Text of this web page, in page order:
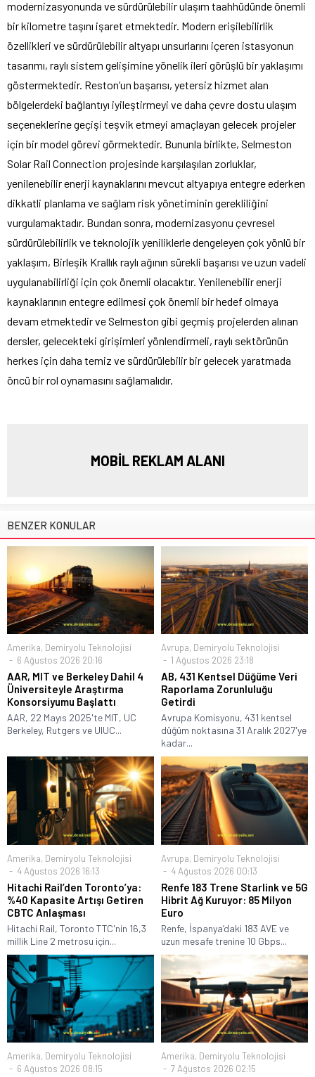
modernizasyonunda ve sürdürülebilir ulaşım taahhüdünde önemli
bir kilometre taşını işaret etmektedir. Modern erişilebilirlik
özellikleri ve sürdürülebilir altyapı unsurlarını içeren istasyonun
tasarımı, raylı sistem gelişimine yönelik ileri görüşlü bir yaklaşımı
göstermektedir. Reston’un başarısı, yetersiz hizmet alan
bölgelerdeki bağlantıyı iyileştirmeyi ve daha çevre dostu ulaşım
seçeneklerine geçişi teşvik etmeyi amaçlayan gelecek projeler
için bir model görevi görmektedir. Bununla birlikte, Selmeston
Solar Rail Connection projesinde karşılaşılan zorluklar,
yenilenebilir enerji kaynaklarını mevcut altyapıya entegre ederken
dikkatli planlama ve sağlam risk yönetiminin gerekliliğini
vurgulamaktadır. Bundan sonra, modernizasyonu çevresel
sürdürülebilirlik ve teknolojik yeniliklerle dengeleyen çok yönlü bir
yaklaşım, Birleşik Krallık raylı ağının sürekli başarısı ve uzun vadeli
uygulanabilirliği için çok önemli olacaktır. Yenilenebilir enerji
kaynaklarının entegre edilmesi çok önemli bir hedef olmaya
devam etmektedir ve Selmeston gibi geçmiş projelerden alınan
dersler, gelecekteki girişimleri yönlendirmeli, raylı sektörünün
herkes için daha temiz ve sürdürülebilir bir gelecek yaratmada
öncü bir rol oynamasını sağlamalıdır.
MOBİL REKLAM ALANI
BENZER KONULAR
Amerika, Demiryolu Teknolojisi
6 Ağustos 2026 20:16
AAR, MIT ve Berkeley Dahil 4
Üniversiteyle Araştırma
Konsorsiyumu Başlattı
AAR, 22 Mayıs 2025'te MIT, UC
Berkeley, Rutgers ve UIUC...
Avrupa, Demiryolu Teknolojisi
1 Ağustos 2026 23:18
AB, 431 Kentsel Düğüme Veri
Raporlama Zorunluluğu
Getirdi
Avrupa Komisyonu, 431 kentsel
düğüm noktasına 31 Aralık 2027'ye
kadar...
Amerika, Demiryolu Teknolojisi
4 Ağustos 2026 16:13
Hitachi Rail’den Toronto’ya:
%40 Kapasite Artışı Getiren
CBTC Anlaşması
Hitachi Rail, Toronto TTC'nin 16,3
millik Line 2 metrosu için...
Avrupa, Demiryolu Teknolojisi
4 Ağustos 2026 00:13
Renfe 183 Trene Starlink ve 5G
Hibrit Ağ Kuruyor: 85 Milyon
Euro
Renfe, İspanya’daki 183 AVE ve
uzun mesafe trenine 10 Gbps...
Amerika, Demiryolu Teknolojisi
6 Ağustos 2026 08:15
Amerika, Demiryolu Teknolojisi
7 Ağustos 2026 02:15